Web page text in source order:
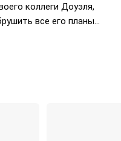
коллеги Доуэля,
все его планы…
предвосхитил